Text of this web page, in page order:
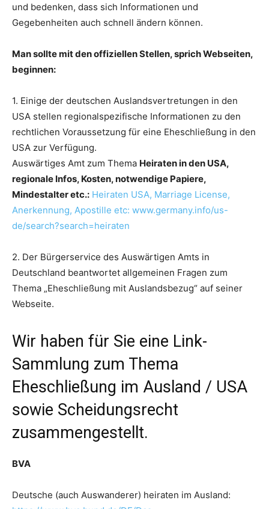
und bedenken, dass sich Informationen und
Gegebenheiten auch schnell ändern können.
Man sollte mit den offiziellen Stellen, sprich Webseiten,
beginnen:
1. Einige der deutschen Auslandsvertretungen in den
USA stellen regionalspezifische Informationen zu den
rechtlichen Voraussetzung für eine Eheschließung in den
USA zur Verfügung.
Auswärtiges Amt zum Thema Heiraten in den USA,
regionale Infos, Kosten, notwendige Papiere,
Mindestalter etc.: Heiraten USA, Marriage License,
Anerkennung, Apostille etc: www.germany.info/us-
de/search?search=heiraten
2. Der Bürgerservice des Auswärtigen Amts in
Deutschland beantwortet allgemeinen Fragen zum
Thema „Eheschließung mit Auslandsbezug“ auf seiner
Webseite.
Wir haben für Sie eine Link-
Sammlung zum Thema
Eheschließung im Ausland / USA
sowie Scheidungsrecht
zusammengestellt.
BVA
Deutsche (auch Auswanderer) heiraten im Ausland: